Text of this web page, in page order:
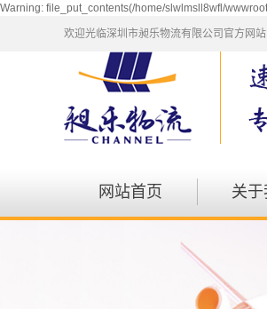
Warning: file_put_contents(/home/slwlmsll8wfl/
欢迎光临深圳市昶乐物流有限公司官方网站
网站首页 关于
资质